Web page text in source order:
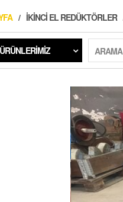
İKINCI EL REDÜKTÖRLER
ARAMA